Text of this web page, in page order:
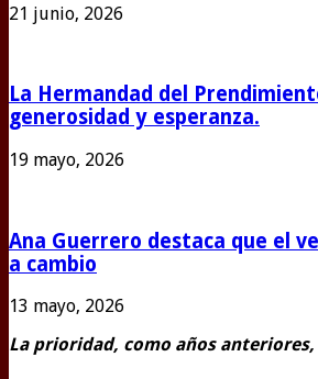
21 junio, 2026
La Hermandad del
generosidad y esperanza.
19 mayo, 2026
Ana Guerrero destaca que el
a cambio
13 mayo, 2026
La prioridad, como años